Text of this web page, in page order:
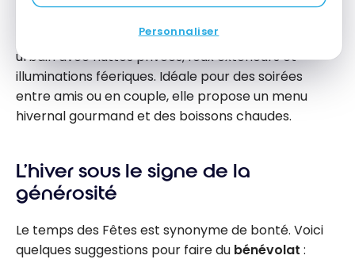
Personnaliser
Quartier des spectacles, adopte un style chalet
urbain avec huttes privées, feux extérieurs et
illuminations féeriques. Idéale pour des soirées
entre amis ou en couple, elle propose un menu
hivernal gourmand et des boissons chaudes.
L’hiver sous le signe de la
générosité
Le temps des Fêtes est synonyme de bonté. Voici
quelques suggestions pour faire du bénévolat :